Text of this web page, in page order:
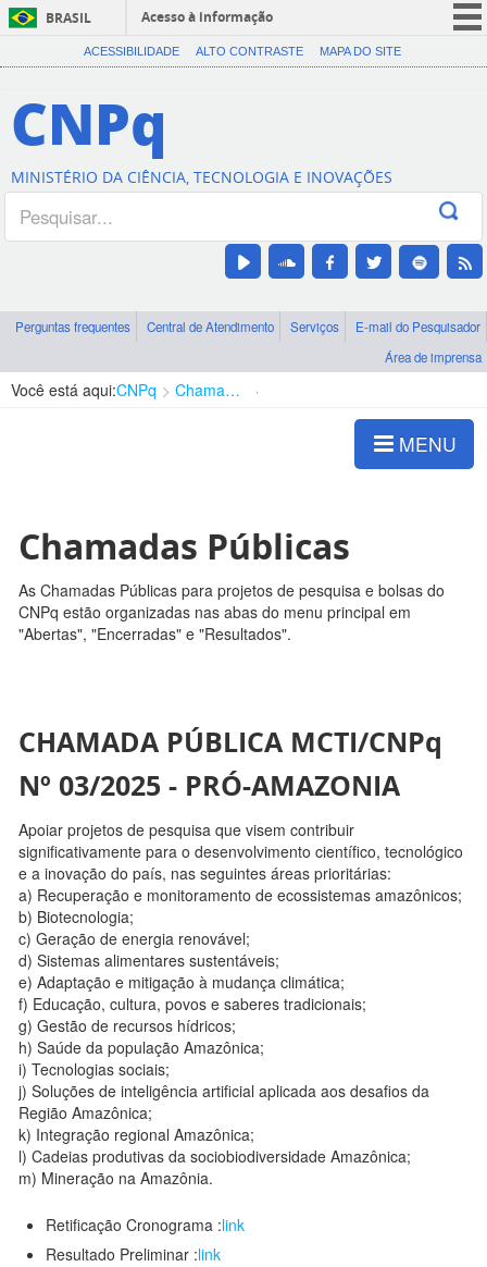
BRASIL
Acesso à informação
CORONAVÍRUS (COVID-19)
Canais
ACESSIBILIDADE ALTO CONTRASTE MAPA DO SITE
CNPq
MINISTÉRIO DA CIÊNCIA, TECNOLOGIA E INOVAÇÕES
Perguntas frequentes Central de Atendimento Serviços
E-mail do Pesquisador
Área de imprensa
Você está aqui:CNPq Chamadas
MENU
Chamadas Públicas
As Chamadas Públicas para projetos de pesquisa e bolsas do
CNPq estão organizadas nas abas do menu principal em
"Abertas", "Encerradas" e "Resultados".
CHAMADA PÚBLICA MCTI/CNPq
Nº 03/2025 - PRÓ-AMAZONIA
Apoiar projetos de pesquisa que visem contribuir
significativamente para o desenvolvimento científico, tecnológico
e a inovação do país, nas seguintes áreas prioritárias:
a) Recuperação e monitoramento de ecossistemas amazônicos;
b) Biotecnologia;
c) Geração de energia renovável;
d) Sistemas alimentares sustentáveis;
e) Adaptação e mitigação à mudança climática;
f) Educação, cultura, povos e saberes tradicionais;
g) Gestão de recursos hídricos;
h) Saúde da população Amazônica;
i) Tecnologias sociais;
j) Soluções de inteligência artificial aplicada aos desafios da
Região Amazônica;
k) Integração regional Amazônica;
l) Cadeias produtivas da sociobiodiversidade Amazônica;
m) Mineração na Amazônia.
Retificação Cronograma :link
Resultado Preliminar :link